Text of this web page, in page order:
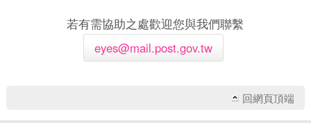
若有需協助之處歡迎您與我們聯繫
eyes@mail.post.gov.tw
回網頁頂端